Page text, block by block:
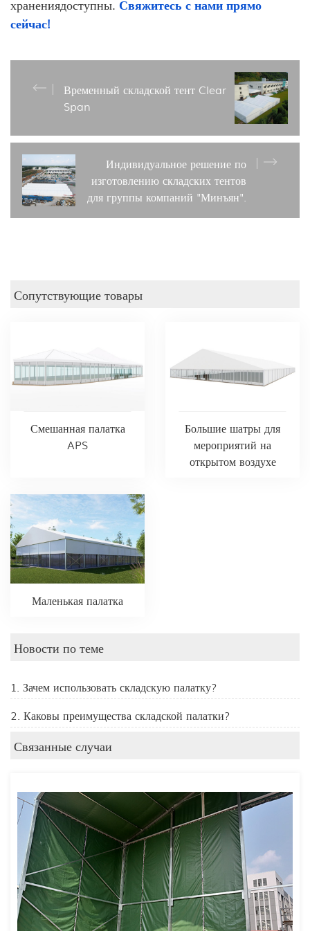
хранениядоступны. Свяжитесь с нами прямо
сейчас!
Временный складской тент Clear
Span
Индивидуальное решение по
изготовлению складских тентов
для группы компаний "Минъян".
Сопутствующие товары
Смешанная палатка
APS
Большие шатры для
мероприятий на
открытом воздухе
Маленькая палатка
Новости по теме
1. Зачем использовать складскую палатку?
2. Каковы преимущества складской палатки?
Связанные случаи